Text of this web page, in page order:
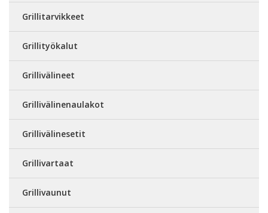
Grillitarvikkeet
Grillityökalut
Grillivälineet
Grillivälinenaulakot
Grillivälinesetit
Grillivartaat
Grillivaunut